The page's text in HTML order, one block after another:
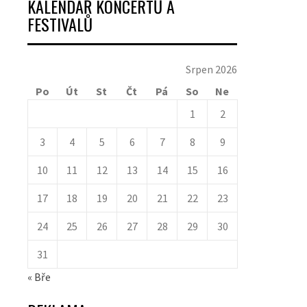
KALENDÁŘ KONCERTŮ A
FESTIVALŮ
Srpen 2026
Po
Út St Čt Pá So
Ne
1
2
3 4 5 6 7 8 9
10 11 12 13 14 15 16
17 18 19 20 21 22 23
24 25 26 27 28 29 30
31
« Bře